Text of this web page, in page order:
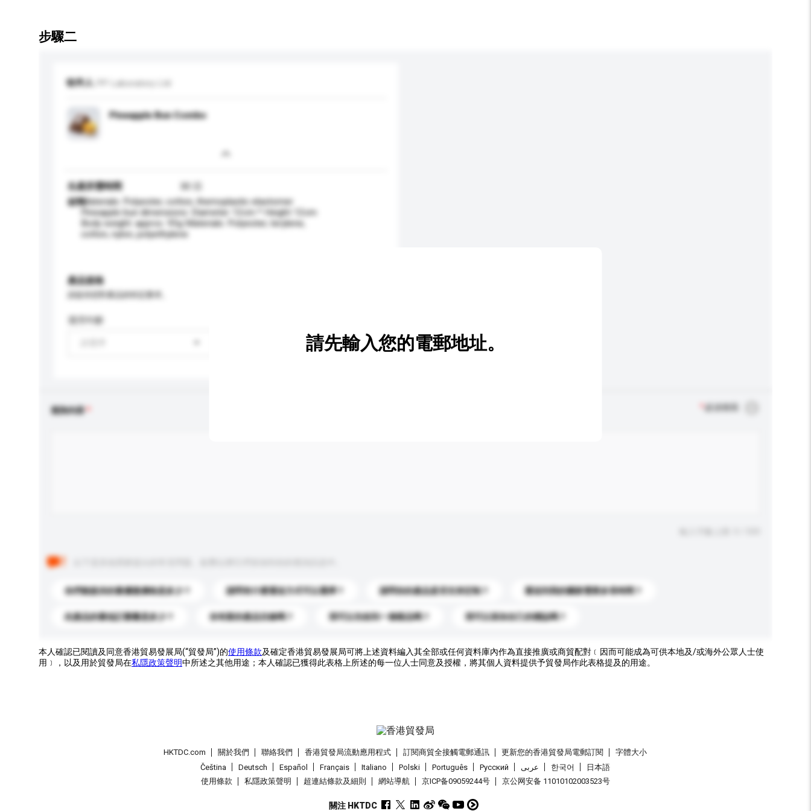
步驟二
收件人
Pineapple Bun Combo
生產所需時間
30 日
材料Materials: Polyester, cotton, themoplastic elastomer
Pineapple bun dimensions: Diameter 12cm * Height 12cm
Body weight: approx. 95g Materials: Polyester, terylene,
cotton, nylon, polyethylene
產品規格
適用年齡
新增/刪除選項
查詢內容
你們能提供的最優惠價格是多少？ 請問有什麼運送方式可以選擇？ 請問你的產品是否支持定制？ 運送到我的國家需要多長時間？
此產品的最低訂購量是多少？ 你有新的產品目錄嗎？ 我可以先收到一個樣品嗎？ 我可以添加自己的標誌嗎？
請先輸入您的電郵地址。
本人確認已閱讀及同意香港貿易發展局(“貿發局”)的使用條款及確定香港貿易發展局可將上述資料編入其全部或任何資料庫內作為直接推廣或商貿配對﹝因而可能成為可供本地及/或海外公眾人士使
用﹞，以及用於貿發局在私隱政策聲明中所述之其他用途；本人確認已獲得此表格上所述的每一位人士同意及授權，將其個人資料提供予貿發局作此表格提及的用途。
HKTDC.com 關於我們 聯絡我們 香港貿發局流動應用程式 訂閱商貿全接觸電郵通訊 更新您的香港貿發局電郵訂閱
字體大小
Čeština
Deutsch Español Français Italiano Polski Português Pусский عربى 한국어
日本語
使用條款
私隱政策聲明 超連結條款及細則 網站導航 京ICP备09059244号 京公网安备 11010102003523号
關注 HKTDC